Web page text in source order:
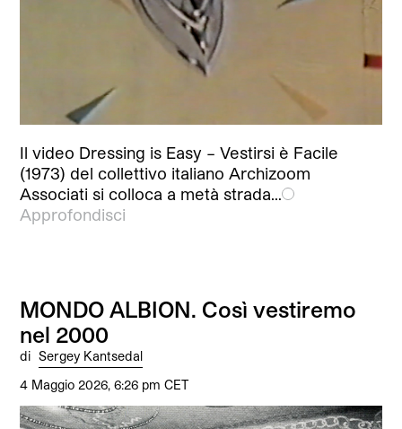
Il video Dressing is Easy – Vestirsi è Facile
(1973) del collettivo italiano Archizoom
Associati si colloca a metà strada…
Approfondisci
MONDO ALBION. Così vestiremo
nel 2000
di Sergey Kantsedal
4 Maggio 2026, 6:26 pm CET